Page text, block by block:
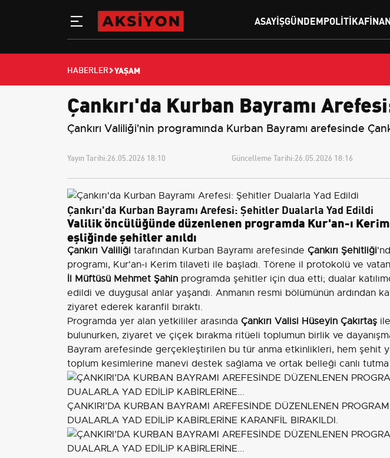
ASAYIŞGÜNDEMPOLITIKA
HABERLER YAŞAM
Çankırı'da Kurban Bayramı
Çankırı Valiliği'nin programında Kurban Bayramı arefesinde
Yayın Tarihi:26.05.2026 18:10 Güncelleme Tarihi:26.05.2026 18:16
Çankırı'da Kurban Bayramı Arefesi: Şehitler Dualarla Yad Edildi
Valilik öncülüğünde düzenlenen programda Kur'an-ı
eşliğinde şehitler anıldı
Çankırı Valiliği tarafından Kurban Bayramı arefesinde Çankırı Şehitliği
programı, Kur'an-ı Kerim tilaveti ile başladı. Törene il protokolü ve
İl Müftüsü Mehmet Şahin programda şehitler için dua etti; dualar
edildi ve duygusal anlar yaşandı. Anmanın resmi bölümünün ardından
ziyaret ederek karanfil bıraktı.
Programda yer alan yetkililer arasında Çankırı Valisi Hüseyin Çakırtaş
bulunurken, ziyaret ve çiçek bırakma ritüeli toplumun birlik ve dayanışma
Bayram arefesinde gerçekleştirilen bu tür anma etkinlikleri, hem şehit
toplum kesimlerine manevi destek sağlama ve ortak belleği canlı
ÇANKIRI’DA KURBAN BAYRAMI AREFESİNDE DÜZENLENEN
DUALARLA YAD EDİLİP KABİRLERİNE KARANFİL BIRAKILDI.